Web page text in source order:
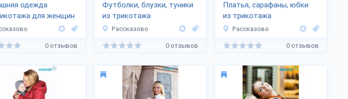
одежда
для женщин
0 отзывов
Футболки, блузки, туники
из трикотажа
Рассказово
0 отзывов
Платья, сарафаны, юбки
из трикотажа
Рассказово
0 отзывов